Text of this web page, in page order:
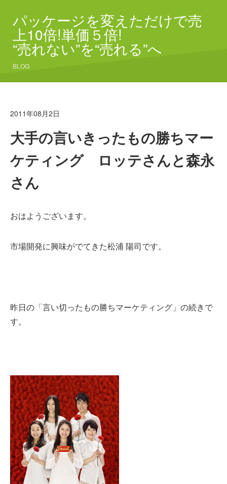
パッケージを変えただけで売
上10倍!単価５倍!
“売れない”を“売れる”へ
BLOG
2011年08月2日
大手の言いきったもの勝ちマー
ケティング ロッテさんと森永
さん
おはようございます。
市場開発に興味がでてきた松浦 陽司です。
昨日の「言い切ったもの勝ちマーケティング」の続きで
す。